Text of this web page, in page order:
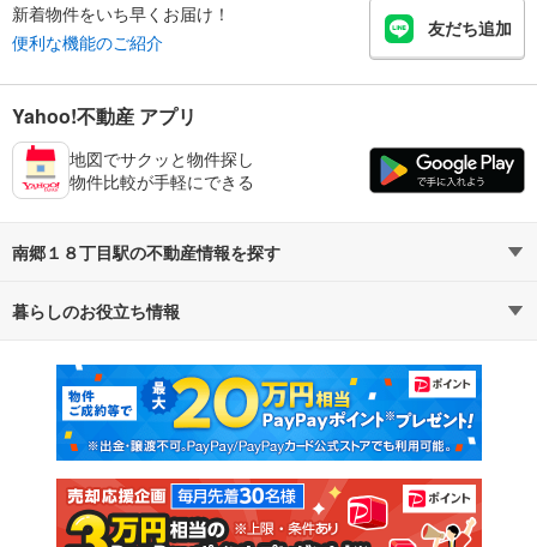
新着物件をいち早くお届け！
便利な機能のご紹介
友だち追加
Yahoo!不動産 アプリ
地図でサクッと物件探し
物件比較が手軽にできる
南郷１８丁目駅の不動産情報を探す
不動産・住宅
新築マンション 中古マンション
新築一戸建て 中古一戸建て
注文住宅 土地
暮らしのお役立ち情報
マンションカタログ 教えて！住まいの先生